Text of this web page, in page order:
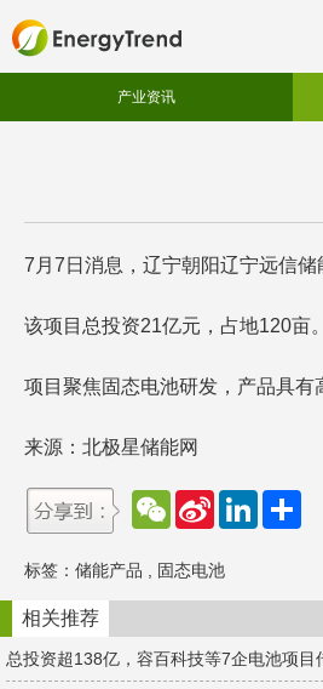
产业资讯
7月7日消息，辽宁朝阳辽宁远信
该项目总投资21亿元，占地120亩
项目聚焦固态电池研发，产品具有
来源：北极星储能网
W
e
a
t
S
a
W
e
b
o
L
d
n
标签： 储能产品 固态电池
相关推荐
总投资超138亿，容百科技等7企电池项目